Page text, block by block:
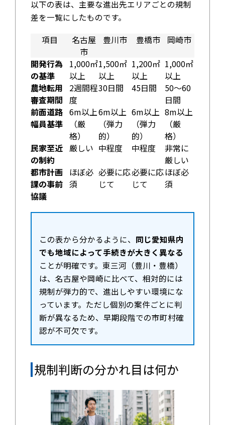
以下の表は、主要な進出先エリアごとの規制
差を一覧にしたものです。
項目
名古屋
市
豊川市 豊橋市
岡崎市
開発行為
の基準
1,000㎡
以上
1,500㎡
以上
1,200㎡
以上
1,000㎡
以上
農地転用
審査期間
2週間程
度
30日間 45日間
50～60
日間
前面道路
幅員基準
6m以上
（厳
格）
6m以上
（弾力
的）
6m以上
（弾力
的）
8m以上
（厳
格）
民家至近
の制約
厳しい 中程度 中程度
非常に
厳しい
都市計画
課の事前
協議
ほぼ必
須
必要に応
じて
必要に応
じて
ほぼ必
須
この表から分かるように、 同じ愛知県内
でも地域によって手続きが大きく異なる
ことが明確です。東三河（豊川・豊橋）
は、名古屋や岡崎に比べて、相対的には
規制が弾力的で、進出しやすい環境にな
っています。ただし個別の案件ごとに判
断が異なるため、早期段階での市町村確
認が不可欠です。
規制判断の分かれ目は何か